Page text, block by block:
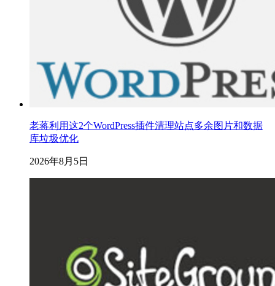
老蒋利用这2个WordPress插件清理站点多余图片和数据
库垃圾优化
2026年8月5日